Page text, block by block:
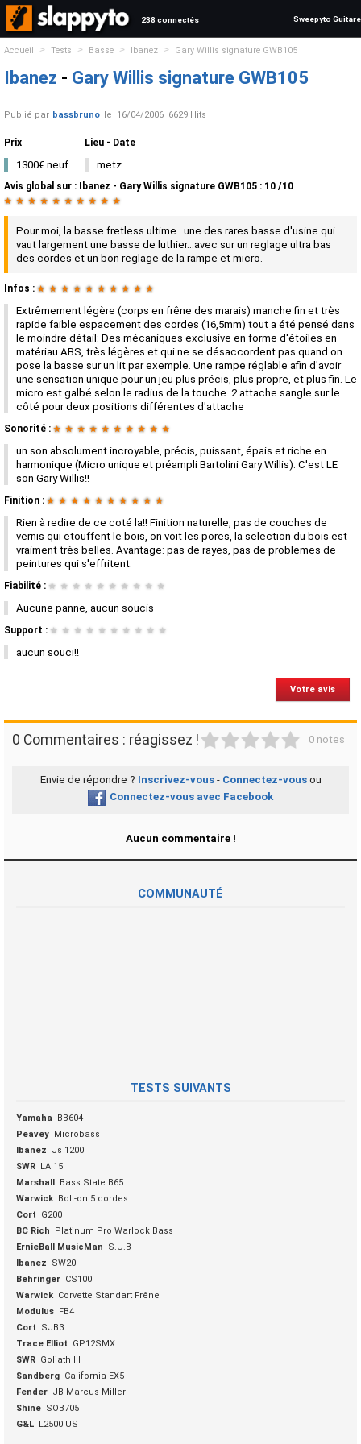
238 connectés Sweepyto Guitare
Accueil > Tests > Basse > Ibanez > Gary Willis signature GWB105
Ibanez - Gary Willis signature GWB105
Publié par bassbruno le 16/04/2006 6629 Hits
Prix
1300€ neuf
Lieu - Date
metz
Avis global sur : Ibanez - Gary Willis signature GWB105 : 10 /10
★ ★ ★ ★ ★ ★ ★ ★ ★ ★
Pour moi, la basse fretless ultime...une des rares basse d'usine qui
vaut largement une basse de luthier...avec sur un reglage ultra bas
des cordes et un bon reglage de la rampe et micro.
Infos : ★ ★ ★ ★ ★ ★ ★ ★ ★ ★
Extrêmement légère (corps en frêne des marais) manche fin et très
rapide faible espacement des cordes (16,5mm) tout a été pensé dans
le moindre détail: Des mécaniques exclusive en forme d'étoiles en
matériau ABS, très légères et qui ne se désaccordent pas quand on
pose la basse sur un lit par exemple. Une rampe réglable afin d'avoir
une sensation unique pour un jeu plus précis, plus propre, et plus fin. Le
micro est galbé selon le radius de la touche. 2 attache sangle sur le
côté pour deux positions différentes d'attache
Sonorité : ★ ★ ★ ★ ★ ★ ★ ★ ★ ★
un son absolument incroyable, précis, puissant, épais et riche en
harmonique (Micro unique et préampli Bartolini Gary Willis). C'est LE
son Gary Willis!!
Finition : ★ ★ ★ ★ ★ ★ ★ ★ ★ ★
Rien à redire de ce coté la!! Finition naturelle, pas de couches de
vernis qui etouffent le bois, on voit les pores, la selection du bois est
vraiment très belles. Avantage: pas de rayes, pas de problemes de
peintures qui s'effritent.
Fiabilité : ★ ★ ★ ★ ★ ★ ★ ★ ★ ★
Aucune panne, aucun soucis
Support : ★ ★ ★ ★ ★ ★ ★ ★ ★ ★
aucun souci!!
Votre avis
0 Commentaires : réagissez ! 0 notes
Envie de répondre ? Inscrivez-vous- Connectez-vousou
Connectez-vous avec Facebook
Aucun commentaire !
COMMUNAUTÉ
TESTS SUIVANTS
Yamaha
BB604
Peavey Microbass
Ibanez
Js 1200
SWR LA 15
Marshall Bass State B65
Warwick Bolt-on 5 cordes
Cort
G200
BC Rich
Platinum Pro Warlock Bass
ErnieBall MusicMan
S.U.B
Ibanez
SW20
Behringer CS100
Warwick Corvette Standart Frêne
Modulus FB4
Cort
SJB3
Trace Elliot
GP12SMX
SWR Goliath III
Sandberg California EX5
Fender JB Marcus Miller
Shine SOB705
G&L L2500 US